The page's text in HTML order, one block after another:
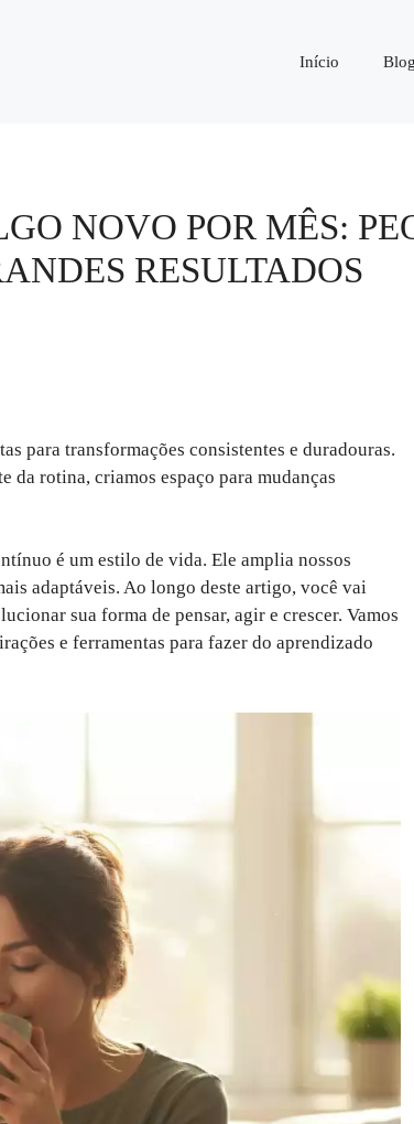
Início Blog
NOVO POR MÊS:
RESULTADOS
para transformações consistentes e duradouras.
da rotina, criamos espaço para mudanças
é um estilo de vida. Ele amplia nossos
adaptáveis. Ao longo deste artigo, você vai
sua forma de pensar, agir e crescer. Vamos
e ferramentas para fazer do aprendizado